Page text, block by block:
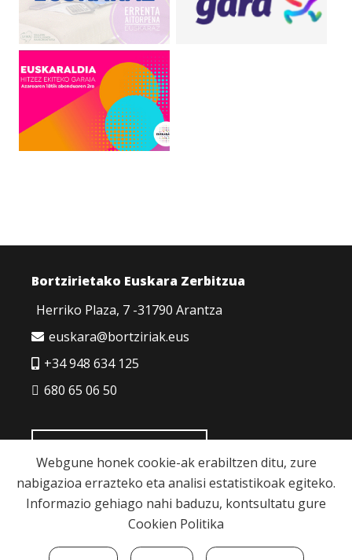
Bortzirietako Euskara Zerbitzua
Herriko Plaza, 7 -31790 Arantza
euskara@bortziriak.eus
+34 948 634 125
680 65 06 50
Webgune honek cookie-ak erabiltzen ditu, zure
nabigazioa errazteko eta analisi estatistikoak egiteko.
Informazio gehiago nahi baduzu, kontsultatu gure
Cookien Politika